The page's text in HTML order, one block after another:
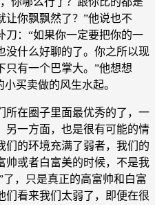
让你飘飘然了？”他说也不
刀：“如果你一定要把你的一
没什么好聊的了。你之所以现
只有一个巴掌大。”他想想
买卖做的风生水起。
在圈子里面最优秀的了，一
另一方面，也是很有可能的情
们的环境充满了弱者，我们的
帅或者白富美的时候，不是我
了，只是真正的高富帅和白富
们看来我们太弱了，即便在很